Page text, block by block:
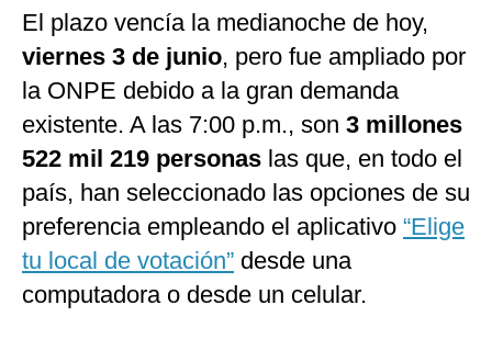
El plazo vencía la medianoche de hoy,
viernes 3 de junio, pero fue ampliado por
la ONPE debido a la gran demanda
existente. A las 7:00 p.m., son 3 millones
522 mil 219 personas las que, en todo el
país, han seleccionado las opciones de su
preferencia empleando el aplicativo “Elige
tu local de votación” desde una
computadora o desde un celular.